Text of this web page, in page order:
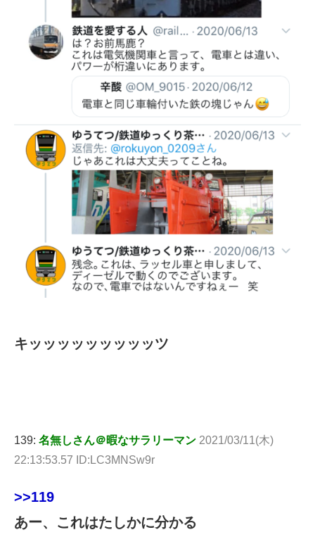
キッッッッッッッッッツ
139: 名無しさん＠暇なサラリーマン 2021/03/11(木)
22:13:53.57 ID:LC3MNSw9r
>>119
あー、これはたしかに分かる